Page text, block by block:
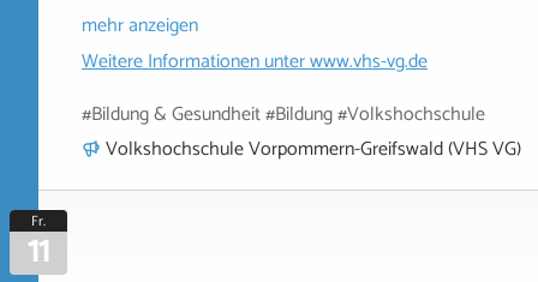
mehr anzeigen
Weitere Informationen unterwww.vhs-vg.de
#Bildung & Gesundheit #Bildung #Volkshochschule
Volkshochschule Vorpommern-Greifswald (VHS VG)
Fr.
11